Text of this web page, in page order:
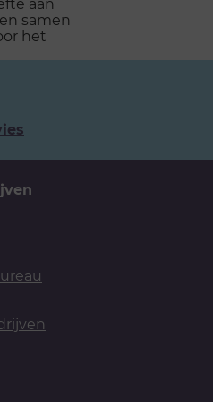
samen
het